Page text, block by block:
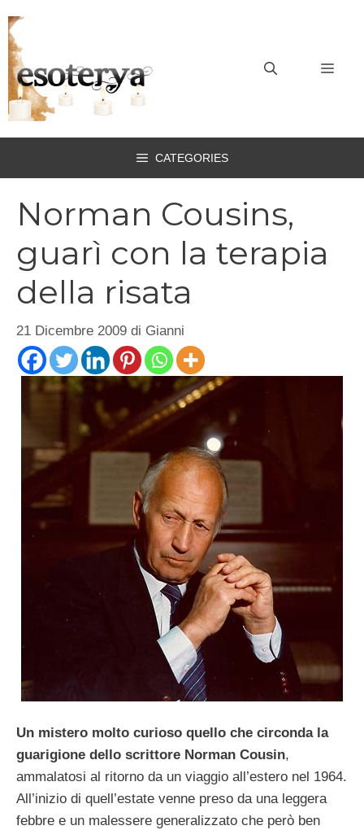
al
contenuto
CATEGORIES
Norman Cousins,
guarì con la terapia
della risata
21 Dicembre 2009 di Gianni
Un mistero molto curioso quello che circonda la
guarigione dello scrittore Norman Cousin,
ammalatosi al ritorno da un viaggio all’estero nel 1964.
All’inizio di quell’estate venne preso da una leggera
febbre e un malessere generalizzato che però ben